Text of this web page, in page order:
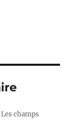
Les champs